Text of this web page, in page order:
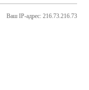
Ваш IP-адрес: 216.73.216.73